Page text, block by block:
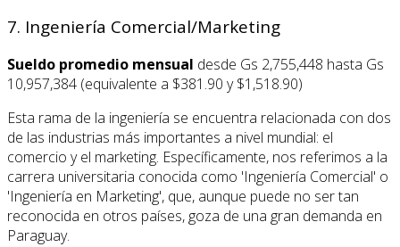
7. Ingeniería Comercial/Marketing
Sueldo promedio mensual desde Gs 2,755,448 hasta Gs
10,957,384 (equivalente a $381.90 y $1,518.90)
Esta rama de la ingeniería se encuentra relacionada con dos
de las industrias más importantes a nivel mundial: el
comercio y el marketing. Específicamente, nos referimos a la
carrera universitaria conocida como 'Ingeniería Comercial' o
'Ingeniería en Marketing', que, aunque puede no ser tan
reconocida en otros países, goza de una gran demanda en
Paraguay.